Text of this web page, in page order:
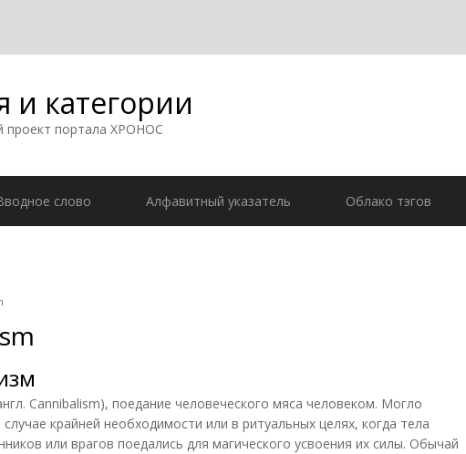
и категории
проект портала ХРОНОС
слово Алфавитный указатель Облако тэгов
Cannibalism), поедание человеческого мяса человеком. Могло
крайней необходимости или в ритуальных целях, когда тела
или врагов поедались для магического усвоения их силы. Обычай